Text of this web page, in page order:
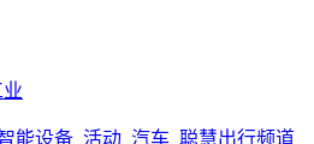
能设备_活动_汽车_聪慧出行频道